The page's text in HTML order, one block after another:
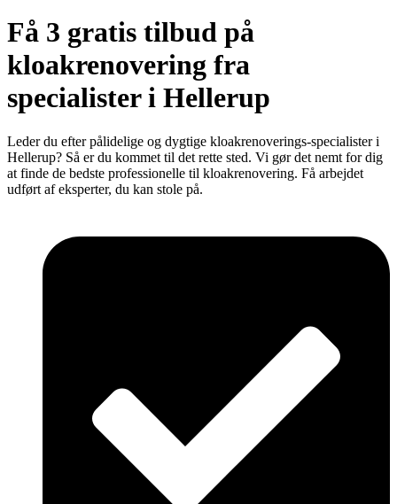
Få 3 gratis tilbud på
kloakrenovering fra
specialister i Hellerup
Leder du efter pålidelige og dygtige kloakrenoverings-specialister i
Hellerup? Så er du kommet til det rette sted. Vi gør det nemt for dig
at finde de bedste professionelle til kloakrenovering. Få arbejdet
udført af eksperter, du kan stole på.